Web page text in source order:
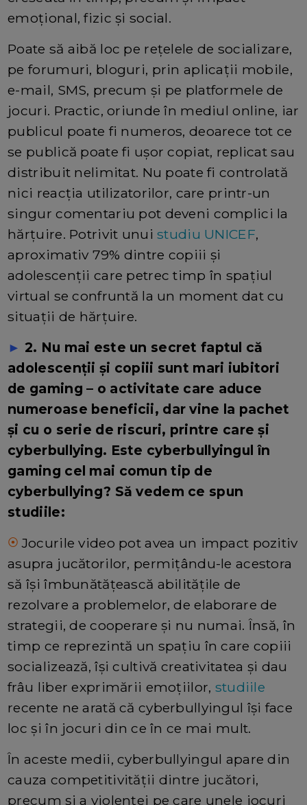
emoțional, fizic și social.
Poate să aibă loc pe rețelele de socializare,
pe forumuri, bloguri, prin aplicații mobile,
e-mail, SMS, precum și pe platformele de
jocuri. Practic, oriunde în mediul online, iar
publicul poate fi numeros, deoarece tot ce
se publică poate fi ușor copiat, replicat sau
distribuit nelimitat. Nu poate fi controlată
nici reacția utilizatorilor, care printr-un
singur comentariu pot deveni complici la
hărțuire. Potrivit unuistudiu UNICEF,
aproximativ 79% dintre copiii și
adolescenții care petrec timp în spațiul
virtual se confruntă la un moment dat cu
situații de hărțuire.
► 2. Nu mai este un secret faptul că
adolescenții și copiii sunt mari iubitori
de gaming – o activitate care aduce
numeroase beneficii, dar vine la pachet
și cu o serie de riscuri, printre care și
cyberbullying. Este cyberbullyingul în
gaming cel mai comun tip de
cyberbullying? Să vedem ce spun
studiile:
⦿ Jocurile video pot avea un impact pozitiv
asupra jucătorilor, permițându-le acestora
să își îmbunătățească abilitățile de
rezolvare a problemelor, de elaborare de
strategii, de cooperare și nu numai. Însă, în
timp ce reprezintă un spațiu în care copiii
socializează, își cultivă creativitatea și dau
frâu liber exprimării emoțiilor, studiile
recente ne arată că cyberbullyingul își face
loc și în jocuri din ce în ce mai mult.
În aceste medii, cyberbullyingul apare din
cauza competitivității dintre jucători,
precum și a violenței pe care unele jocuri